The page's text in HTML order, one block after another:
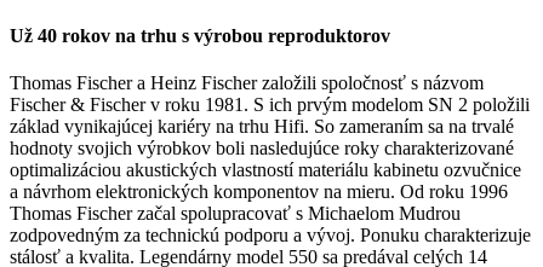
Už 40 rokov na trhu s výrobou reproduktorov
Thomas Fischer a Heinz Fischer založili spoločnosť s názvom
Fischer & Fischer v roku 1981. S ich prvým modelom SN 2 položili
základ vynikajúcej kariéry na trhu Hifi. So zameraním sa na trvalé
hodnoty svojich výrobkov boli nasledujúce roky charakterizované
optimalizáciou akustických vlastností materiálu kabinetu ozvučnice
a návrhom elektronických komponentov na mieru. Od roku 1996
Thomas Fischer začal spolupracovať s Michaelom Mudrou
zodpovedným za technickú podporu a vývoj. Ponuku charakterizuje
stálosť a kvalita. Legendárny model 550 sa predával celých 14